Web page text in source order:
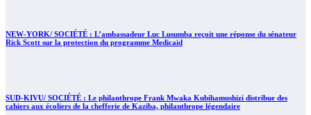
NEW-YORK/ SOCIÉTÉ : L’ambassadeur Luc Lusumba reçoit une réponse du sénateur
Rick Scott sur la protection du programme Medicaid
SUD-KIVU/ SOCIÉTÉ : Le philanthrope Frank Mwaka Kubihamushizi distribue des
cahiers aux écoliers de la chefferie de Kaziba, philanthrope légendaire